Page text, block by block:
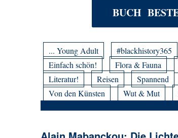
BUCH
... Young Adult #blackhistory365
Einfach schön!
Flora & Fauna
Literatur!
Reisen Spannend
Von den Künsten
Wut & Mut